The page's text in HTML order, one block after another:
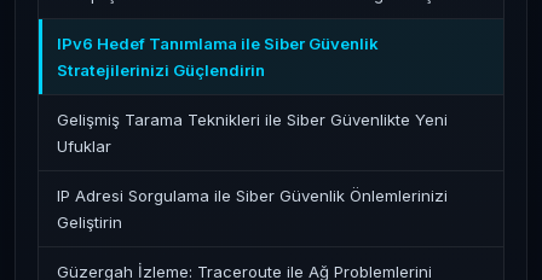
IPv6 Hedef Tanımlama ile Siber Güvenlik
Stratejilerinizi Güçlendirin
Gelişmiş Tarama Teknikleri ile Siber Güvenlikte Yeni
Ufuklar
IP Adresi Sorgulama ile Siber Güvenlik Önlemlerinizi
Geliştirin
Güzergah İzleme: Traceroute ile Ağ Problemlerini